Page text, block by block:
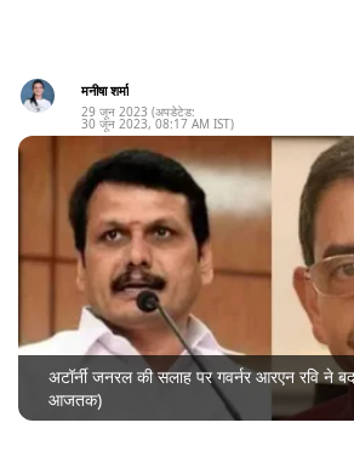
मनीषा शर्मा
29 जून 2023 (अपडेटेड:
30 जून 2023, 08:17 AM IST)
अटॉर्नी जनरल की सलाह पर गवर्नर आरएन रवि ने
आजतक)